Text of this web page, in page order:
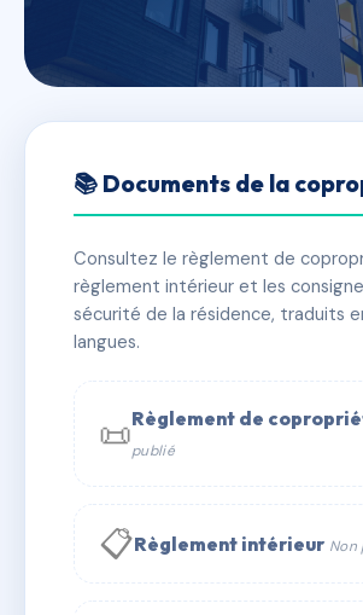
LE ROCHER IV
VITROLLES
✓ Immatriculée 🏠 18 lots 🏗 1
✉ Email
📚 Documents de la
Consultez le règlement de
règlement intérieur et les
sécurité de la résidence, traduits
langues.
📜Règlement de
publié
📋Règlement intérieur Non